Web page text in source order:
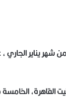
شهر يناير
القاهرة،